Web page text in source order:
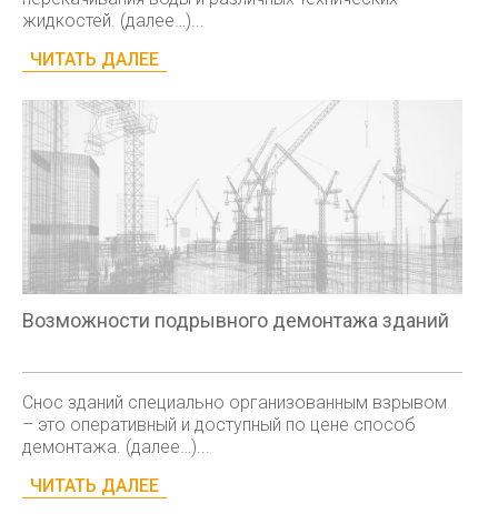
жидкостей. (далее…)...
ЧИТАТЬ ДАЛЕЕ
Возможности подрывного демонтажа зданий
Снос зданий специально организованным взрывом
– это оперативный и доступный по цене способ
демонтажа. (далее…)...
ЧИТАТЬ ДАЛЕЕ